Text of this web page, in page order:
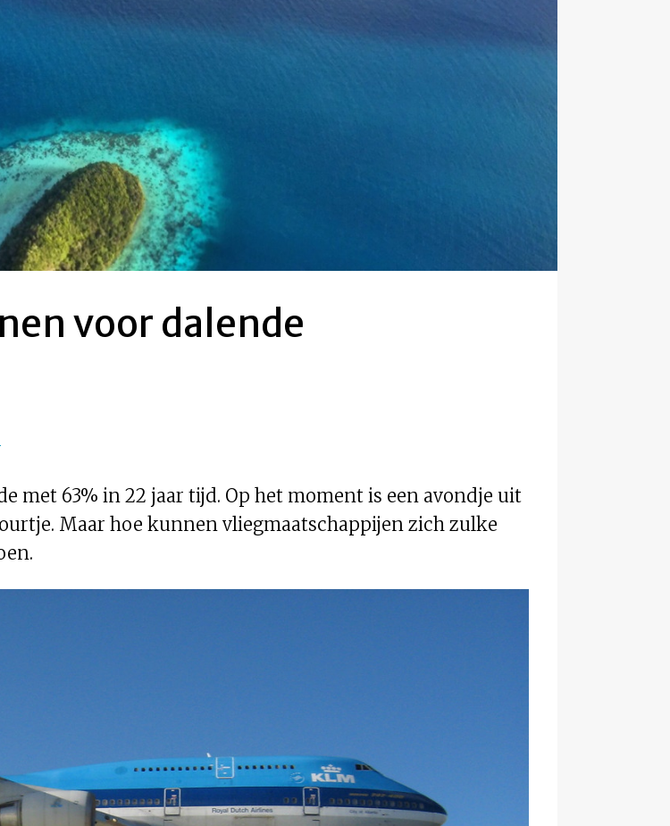
voor dalende
met 63% in 22 jaar tijd. Op het moment is een avondje uit
Maar hoe kunnen vliegmaatschappijen zich zulke